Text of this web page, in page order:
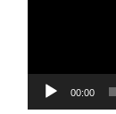
00:00